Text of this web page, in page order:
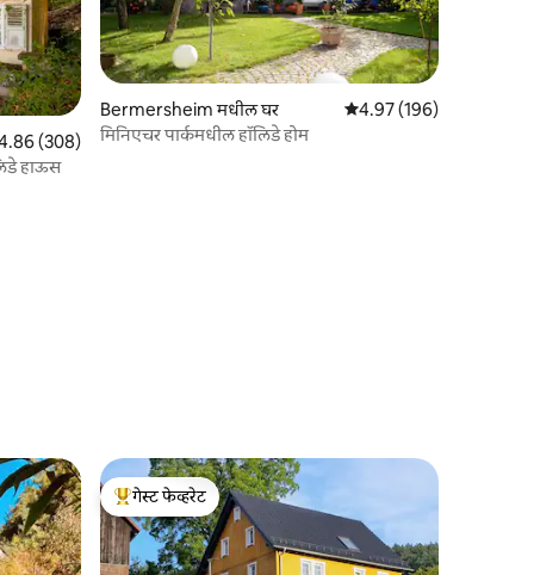
4.86 सरासरी रेटिंग, 308 रिव्ह्यूज
(308)
हाऊस
Bermersheim मधील घर 5 पैकी 4.97 सरासरी रेटिंग,
4.97 (196)
मिनिएचर पार्कमधील हॉलिडे होम
टॉप गेस्ट फेव्हरेट
गेस्ट फेव्हरेट